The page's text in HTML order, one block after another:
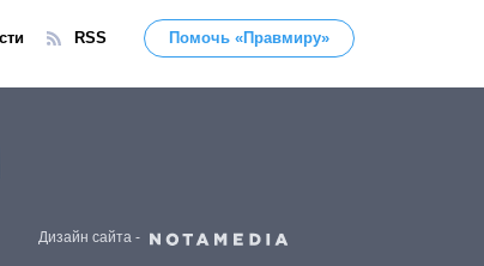
RSS Помочь «Правмиру»
Дизайн сайта -